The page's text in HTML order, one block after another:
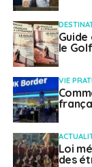
>
Les
fermées
voyageurs
sauf pour
résidents
les
Guide
le
VIE
Loi
des